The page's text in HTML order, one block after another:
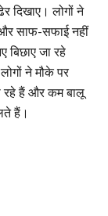
दिखाए। लोगों ने
साफ-सफाई नहीं
बिछाए जा रहे
ने मौके पर
रहे हैं और कम बालू
हैं।